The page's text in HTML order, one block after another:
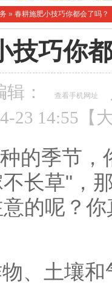
» 春耕施肥小技巧你都会了吗？
技巧你
： 查看手机网址
23 14:55【
的季节，
长草"，
的呢？
、土壤